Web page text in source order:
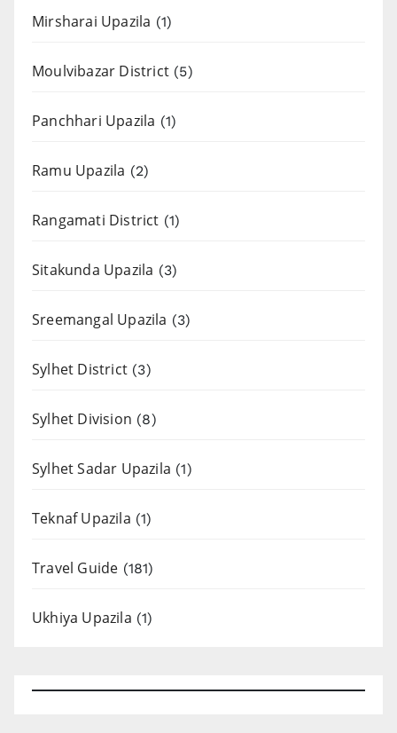
Mirsharai Upazila (1)
Moulvibazar District (5)
Panchhari Upazila (1)
Ramu Upazila (2)
Rangamati District (1)
Sitakunda Upazila (3)
Sreemangal Upazila (3)
Sylhet District (3)
Sylhet Division (8)
Sylhet Sadar Upazila (1)
Teknaf Upazila (1)
Travel Guide (181)
Ukhiya Upazila (1)